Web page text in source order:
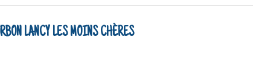
LANCY LES MOINS CHÈRES